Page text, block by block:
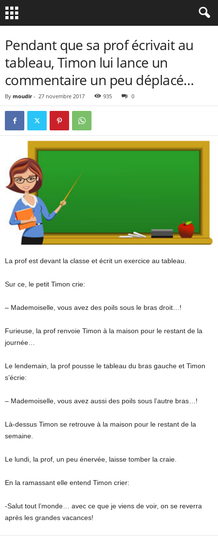
Pendant que sa prof écrivait au
tableau, Timon lui lance un
commentaire un peu déplacé…
By moudir - 27 novembre 2017 935 0
La prof est devant la classe et écrit un exercice au tableau.
Sur ce, le petit Timon crie:
– Mademoiselle, vous avez des poils sous le bras droit…!
Furieuse, la prof renvoie Timon à la maison pour le restant de la
journée…
Le lendemain, la prof pousse le tableau du bras gauche et Timon
s’écrie:
– Mademoiselle, vous avez aussi des poils sous l’autre bras…!
Là-dessus Timon se retrouve à la maison pour le restant de la
semaine.
Le lundi, la prof, un peu énervée, laisse tomber la craie.
En la ramassant elle entend Timon crier:
-Salut tout l’monde… avec ce que je viens de voir, on se reverra
après les grandes vacances!